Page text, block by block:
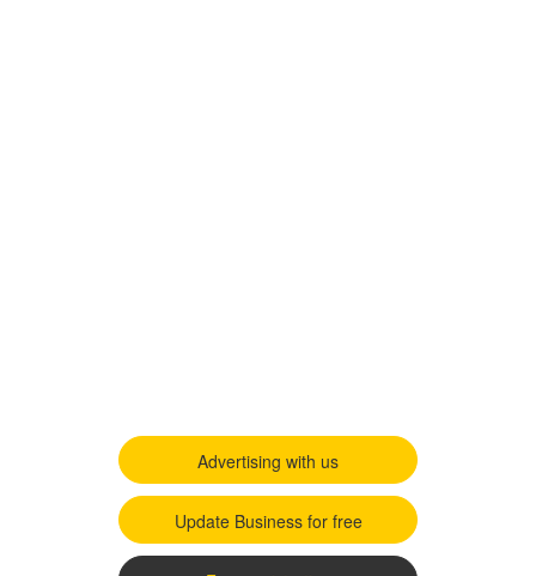
Advertising with us
Update Business for free